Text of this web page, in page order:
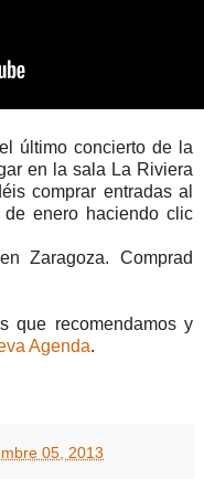
último concierto de la
en la sala La Riviera
comprar entradas al
enero haciendo clic
Zaragoza. Comprad
que recomendamos y
Agenda.
05, 2013